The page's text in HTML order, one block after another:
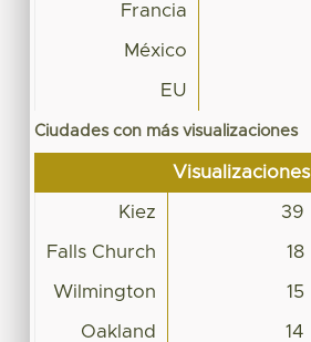
Francia
México
EU
Ciudades con más visualizaciones
Visualizaciones
Kiez 39
Falls Church 18
Wilmington 15
Oakland 14